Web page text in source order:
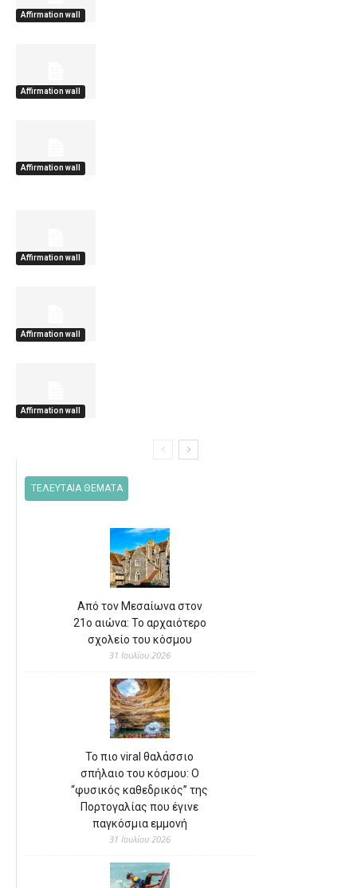
Affirmation wall
Affirmation wall
Affirmation wall
Affirmation wall
Affirmation wall
Affirmation wall
ΤΕΛΕΥΤΑΙΑ ΘΕΜΑΤΑ
Από τον Μεσαίωνα στον
21ο αιώνα: Το αρχαιότερο
σχολείο του κόσμου
31 Ιουλίου 2026
Το πιο viral θαλάσσιο
σπήλαιο του κόσμου: Ο
“φυσικός καθεδρικός” της
Πορτογαλίας που έγινε
παγκόσμια εμμονή
31 Ιουλίου 2026